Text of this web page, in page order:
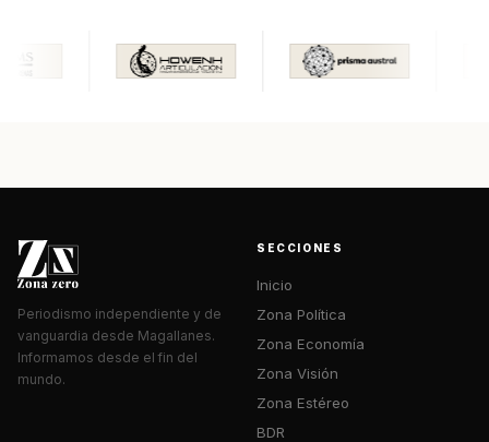
Periodismo independiente y de
vanguardia desde Magallanes.
Informamos desde el fin del
mundo.
SECCIONES
Inicio
Zona Política
Zona Economía
Zona Visión
Zona Estéreo
BDR